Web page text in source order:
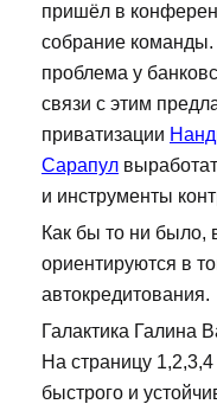
пришёл в
собрание команды.
проблема у
связи с этим
приватизации
Сарапул
и инструменты
Как бы то ни было,
ориентируются в
автокредитования.
Галактика Галина
На страницу
быстрого и